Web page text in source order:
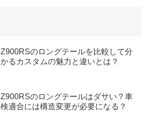
Z900RSのロングテールを比較して分
かるカスタムの魅力と違いとは？
Z900RSのロングテールはダサい？車
検適合には構造変更が必要になる？